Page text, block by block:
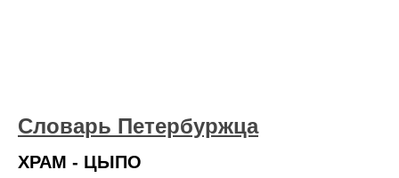
Словарь Петербуржца
ХРАМ - ЦЫПО